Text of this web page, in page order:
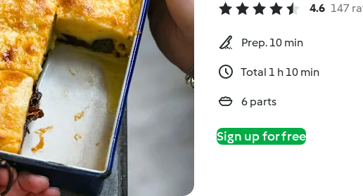
4.6 147
Prep. 10 min
Total 1 h 10 min
6 parts
Sign up for free